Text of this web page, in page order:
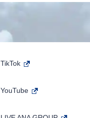
TikTok
YouTube